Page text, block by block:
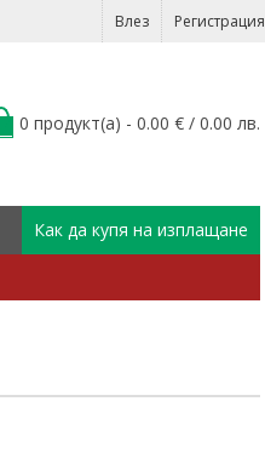
Влез Регистрация
0 продукт(а) - 0.00 € / 0.00 лв.
Как да купя на изплащане